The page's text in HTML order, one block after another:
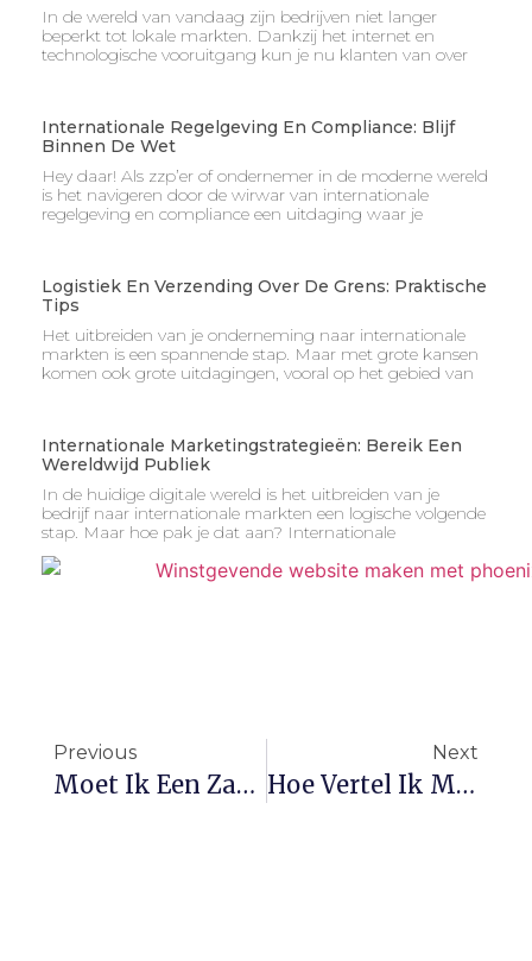
In de wereld van vandaag zijn bedrijven niet langer
beperkt tot lokale markten. Dankzij het internet en
technologische vooruitgang kun je nu klanten van over
Internationale Regelgeving En Compliance: Blijf
Binnen De Wet
Hey daar! Als zzp’er of ondernemer in de moderne wereld
is het navigeren door de wirwar van internationale
regelgeving en compliance een uitdaging waar je
Logistiek En Verzending Over De Grens: Praktische
Tips
Het uitbreiden van je onderneming naar internationale
markten is een spannende stap. Maar met grote kansen
komen ook grote uitdagingen, vooral op het gebied van
Internationale Marketingstrategieën: Bereik Een
Wereldwijd Publiek
In de huidige digitale wereld is het uitbreiden van je
bedrijf naar internationale markten een logische volgende
stap. Maar hoe pak je dat aan? Internationale
Previous
Moet Ik Een Zakelijke E-Mail Gebruiken? De Voordelen Van Een Professioneel E-Mailadres
Next
Hoe Vertel Ik Mijn Verhaal Als Ondernemer? Bouw Een Authentieke Connectie Met Je Publiek